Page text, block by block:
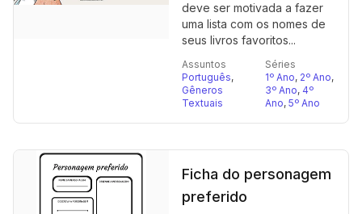
deve ser motivada a fazer
uma lista com os nomes de
seus livros favoritos...
Assuntos
Português,
Gêneros
Textuais
Séries
1º Ano, 2º Ano,
3º Ano, 4º
Ano, 5º Ano
Ficha do personagem
preferido